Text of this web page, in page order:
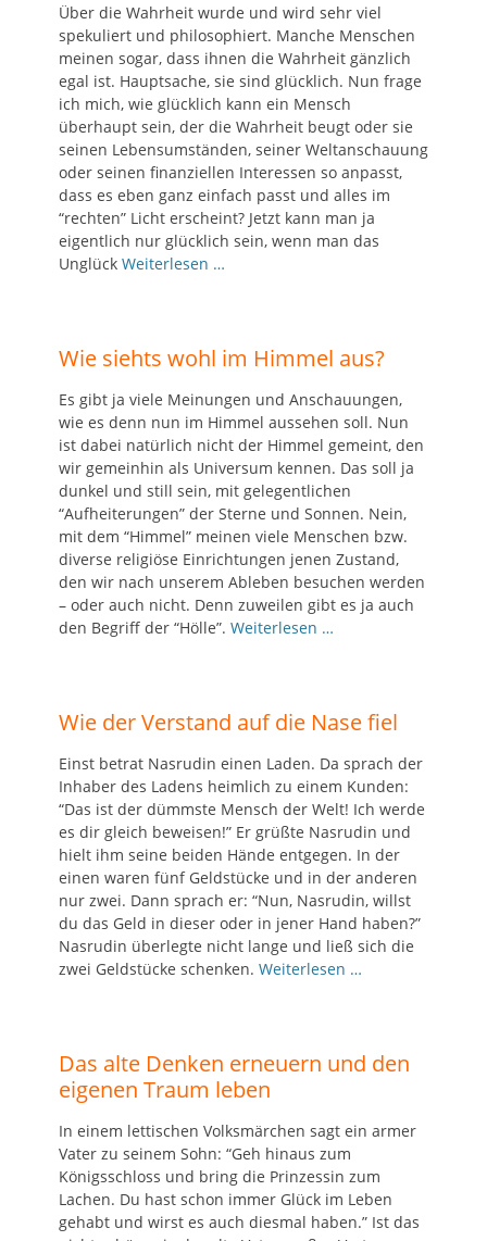
Über die Wahrheit wurde und wird sehr viel
spekuliert und philosophiert. Manche Menschen
meinen sogar, dass ihnen die Wahrheit gänzlich
egal ist. Hauptsache, sie sind glücklich. Nun frage
ich mich, wie glücklich kann ein Mensch
überhaupt sein, der die Wahrheit beugt oder sie
seinen Lebensumständen, seiner Weltanschauung
oder seinen finanziellen Interessen so anpasst,
dass es eben ganz einfach passt und alles im
“rechten” Licht erscheint? Jetzt kann man ja
eigentlich nur glücklich sein, wenn man das
Unglück Weiterlesen …
Wie siehts wohl im Himmel aus?
Es gibt ja viele Meinungen und Anschauungen,
wie es denn nun im Himmel aussehen soll. Nun
ist dabei natürlich nicht der Himmel gemeint, den
wir gemeinhin als Universum kennen. Das soll ja
dunkel und still sein, mit gelegentlichen
“Aufheiterungen” der Sterne und Sonnen. Nein,
mit dem “Himmel” meinen viele Menschen bzw.
diverse religiöse Einrichtungen jenen Zustand,
den wir nach unserem Ableben besuchen werden
– oder auch nicht. Denn zuweilen gibt es ja auch
den Begriff der “Hölle”. Weiterlesen …
Wie der Verstand auf die Nase fiel
Einst betrat Nasrudin einen Laden. Da sprach der
Inhaber des Ladens heimlich zu einem Kunden:
“Das ist der dümmste Mensch der Welt! Ich werde
es dir gleich beweisen!” Er grüßte Nasrudin und
hielt ihm seine beiden Hände entgegen. In der
einen waren fünf Geldstücke und in der anderen
nur zwei. Dann sprach er: “Nun, Nasrudin, willst
du das Geld in dieser oder in jener Hand haben?”
Nasrudin überlegte nicht lange und ließ sich die
zwei Geldstücke schenken. Weiterlesen …
Das alte Denken erneuern und den
eigenen Traum leben
In einem lettischen Volksmärchen sagt ein armer
Vater zu seinem Sohn: “Geh hinaus zum
Königsschloss und bring die Prinzessin zum
Lachen. Du hast schon immer Glück im Leben
gehabt und wirst es auch diesmal haben.” Ist das